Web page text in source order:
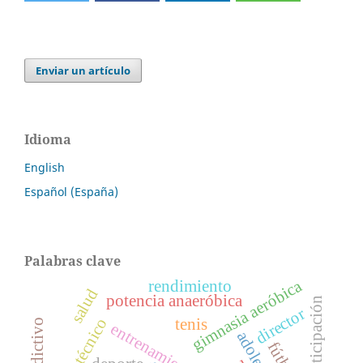
Enviar un artículo
Idioma
English
Español (España)
Palabras clave
gimnasia aeróbica
tenis
potencia anaeróbica
rendimiento
directorparticipación
salud